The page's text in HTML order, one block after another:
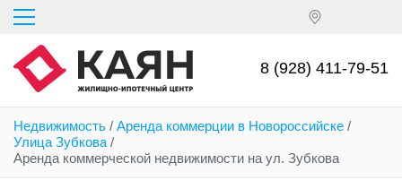
Перейти
основному
содержанию
8 (928) 411-79-51
Недвижимость / Аренда коммерции в Новороссийске /
Улица Зубкова /
Аренда коммерческой недвижимости на ул. Зубкова